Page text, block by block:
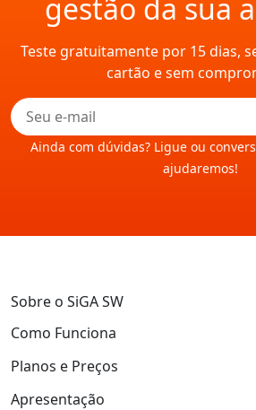
gestão da sua
Teste gratuitamente por 15 dias,
cartão e sem
Ainda com dúvidas? Ligue ou
ajudaremos!
Sobre o SiGA SW
Como Funciona
Planos e Preços
Apresentação